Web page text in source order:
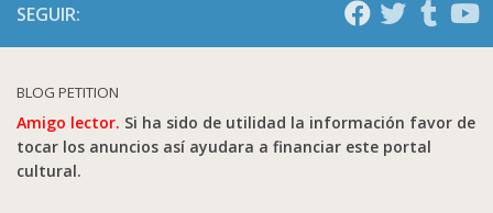
SEGUIR:
BLOG PETITION
Amigo lector. Si ha sido de utilidad la información favor de
tocar los anuncios así ayudara a financiar este portal
cultural.